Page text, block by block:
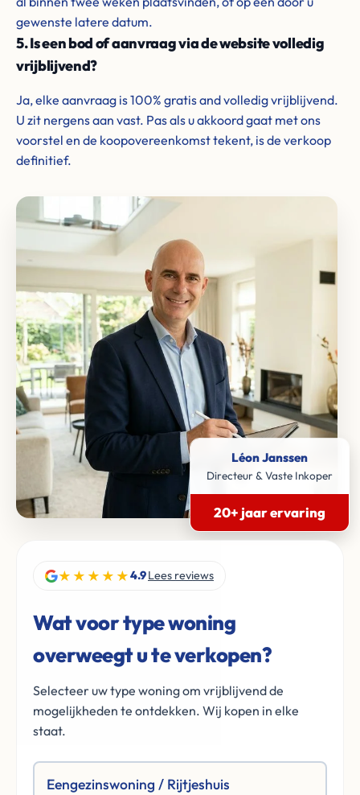
gewenste latere datum.
5. Is een bod of aanvraag via de website volledig
vrijblijvend?
Ja, elke aanvraag is 100% gratis and volledig vrijblijvend.
U zit nergens aan vast. Pas als u akkoord gaat met ons
voorstel en de koopovereenkomst tekent, is de verkoop
definitief.
Léon Janssen
Directeur & Vaste Inkoper
20+ jaar ervaring
★★★★★4.9Lees reviews
Wat voor type woning
overweegt u te verkopen?
Selecteer uw type woning om vrijblijvend de
mogelijkheden te ontdekken. Wij kopen in elke
staat.
Eengezinswoning / Rijtjeshuis